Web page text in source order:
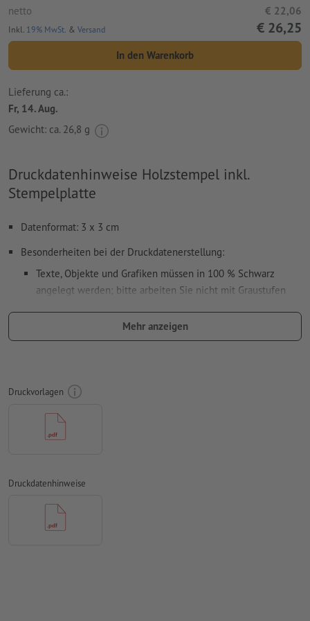
netto € 22,06
Inkl. 19% MwSt. & Versand € 26,25
In den Warenkorb
Lieferung ca.:
Fr, 14. Aug.
Gewicht: ca. 26,8 g
Druckdatenhinweise Holzstempel inkl.
Stempelplatte
Datenformat: 3 x 3 cm
Besonderheiten bei der Druckdatenerstellung:
Texte, Objekte und Grafiken müssen in 100 % Schwarz
angelegt werden; bitte arbeiten Sie nicht mit Graustufen
verwenden Sie keine Effekte wie Schatten, Verläufe, Raster,
Unser Tipp:
Verdana oder Helvetica für einen optimalen Abdruck
Abstand Motiv zum Endformat: mindestens 1 mm
Auflösung:600 dpi
Wie lege ich Druckdaten richtig an?
Mehr anzeigen
Druckvorlagen
Druckdatenhinweise